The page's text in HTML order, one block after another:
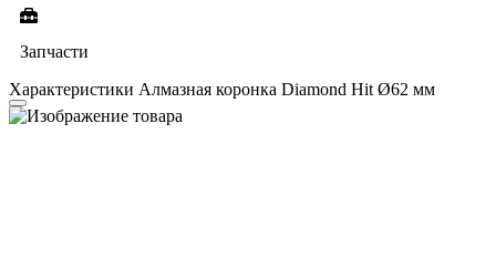
Запчасти
Характеристики Алмазная коронка Diamond Hit Ø62 мм